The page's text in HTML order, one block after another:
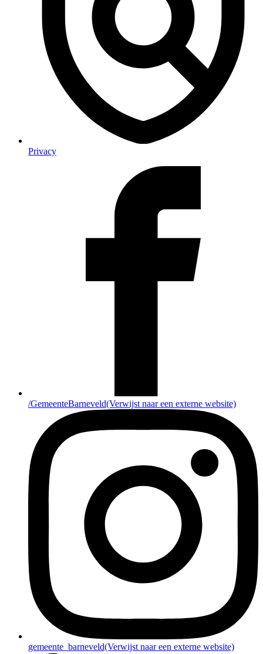
Privacy
/GemeenteBarneveld(Verwijst naar een externe website)
gemeente_barneveld(Verwijst naar een externe website)